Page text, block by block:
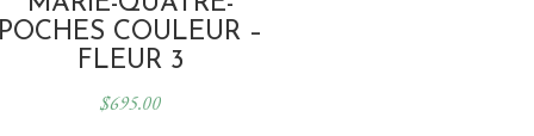
POCHES COULEUR –
FLEUR 3
$695.00